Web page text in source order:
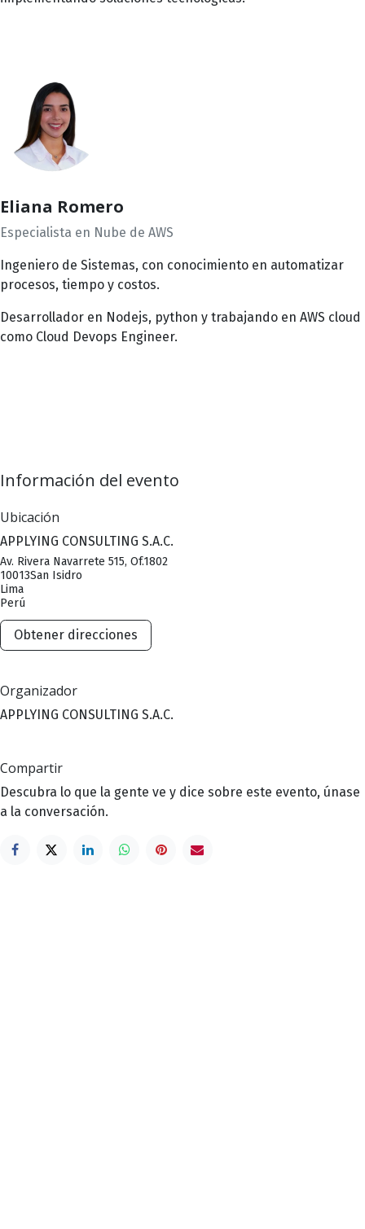
Eliana Romero
Especialista en Nube de AWS
Ingeniero de Sistemas, con conocimiento en automatizar
procesos, tiempo y costos.
Desarrollador en Nodejs, python y trabajando en AWS cloud
como Cloud Devops Engineer.
Información del evento
Ubicación
APPLYING CONSULTING S.A.C.
Av. Rivera Navarrete 515, Of.1802
10013San Isidro
Lima
Perú
Obtener direcciones
Organizador
APPLYING CONSULTING S.A.C.
Compartir
Descubra lo que la gente ve y dice sobre este evento, únase
a la conversación.